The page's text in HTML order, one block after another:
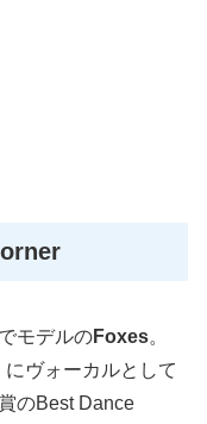
モデルのFoxes。
ヴォーカルとして
のBest Dance